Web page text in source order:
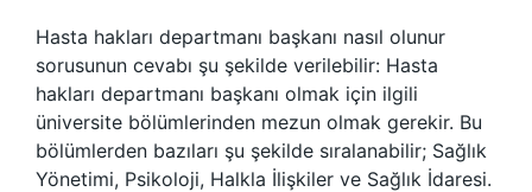
Hasta hakları departmanı başkanı nasıl olunur
sorusunun cevabı şu şekilde verilebilir: Hasta
hakları departmanı başkanı olmak için ilgili
üniversite bölümlerinden mezun olmak gerekir. Bu
bölümlerden bazıları şu şekilde sıralanabilir; Sağlık
Yönetimi, Psikoloji, Halkla İlişkiler ve Sağlık İdaresi.